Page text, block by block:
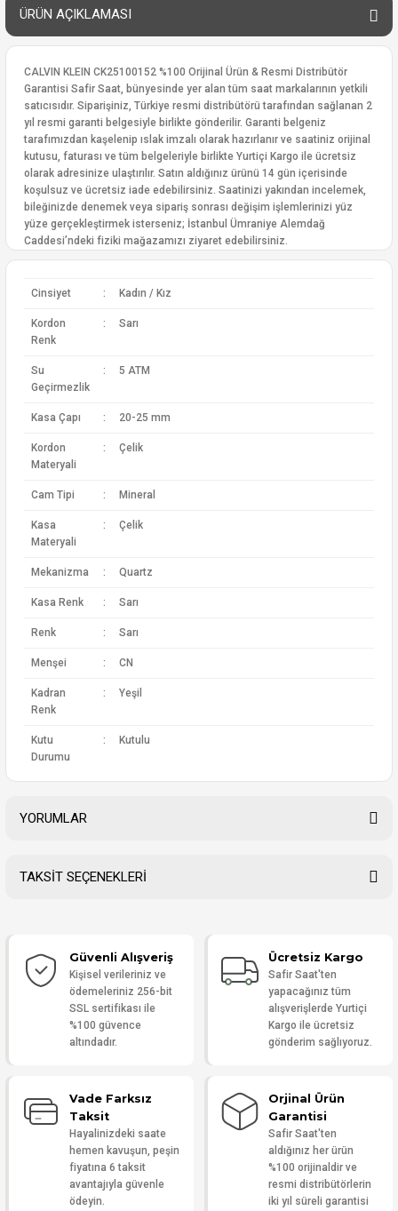
ÜRÜN AÇIKLAMASI
CALVIN KLEIN CK25100152 %100 Orijinal Ürün & Resmi Distribütör
Garantisi Safir Saat, bünyesinde yer alan tüm saat markalarının yetkili
satıcısıdır. Siparişiniz, Türkiye resmi distribütörü tarafından sağlanan 2
yıl resmi garanti belgesiyle birlikte gönderilir. Garanti belgeniz
tarafımızdan kaşelenip ıslak imzalı olarak hazırlanır ve saatiniz orijinal
kutusu, faturası ve tüm belgeleriyle birlikte Yurtiçi Kargo ile ücretsiz
olarak adresinize ulaştırılır. Satın aldığınız ürünü 14 gün içerisinde
koşulsuz ve ücretsiz iade edebilirsiniz. Saatinizi yakından incelemek,
bileğinizde denemek veya sipariş sonrası değişim işlemlerinizi yüz
yüze gerçekleştirmek isterseniz; İstanbul Ümraniye Alemdağ
Caddesi’ndeki fiziki mağazamızı ziyaret edebilirsiniz.
Cinsiyet : Kadın / Kız
Kordon
Renk
: Sarı
Su
Geçirmezlik
: 5 ATM
Kasa Çapı : 20-25 mm
Kordon
Materyali
: Çelik
Cam Tipi : Mineral
Kasa
Materyali
: Çelik
Mekanizma : Quartz
Kasa Renk : Sarı
Renk : Sarı
Menşei : CN
Kadran
Renk
: Yeşil
Kutu
Durumu
: Kutulu
YORUMLAR
Yorum Yaz
TAKSİT SEÇENEKLERİ
Güvenli Alışveriş
Kişisel verileriniz ve
ödemeleriniz 256-bit
SSL sertifikası ile
%100 güvence
altındadır.
Ücretsiz Kargo
Safir Saat'ten
yapacağınız tüm
alışverişlerde Yurtiçi
Kargo ile ücretsiz
gönderim sağlıyoruz.
Vade Farksız
Taksit
Hayalinizdeki saate
hemen kavuşun, peşin
fiyatına 6 taksit
avantajıyla güvenle
ödeyin.
Orjinal Ürün
Garantisi
Safir Saat'ten
aldığınız her ürün
%100 orijinaldir ve
resmi distribütörlerin
iki yıl süreli garantisi